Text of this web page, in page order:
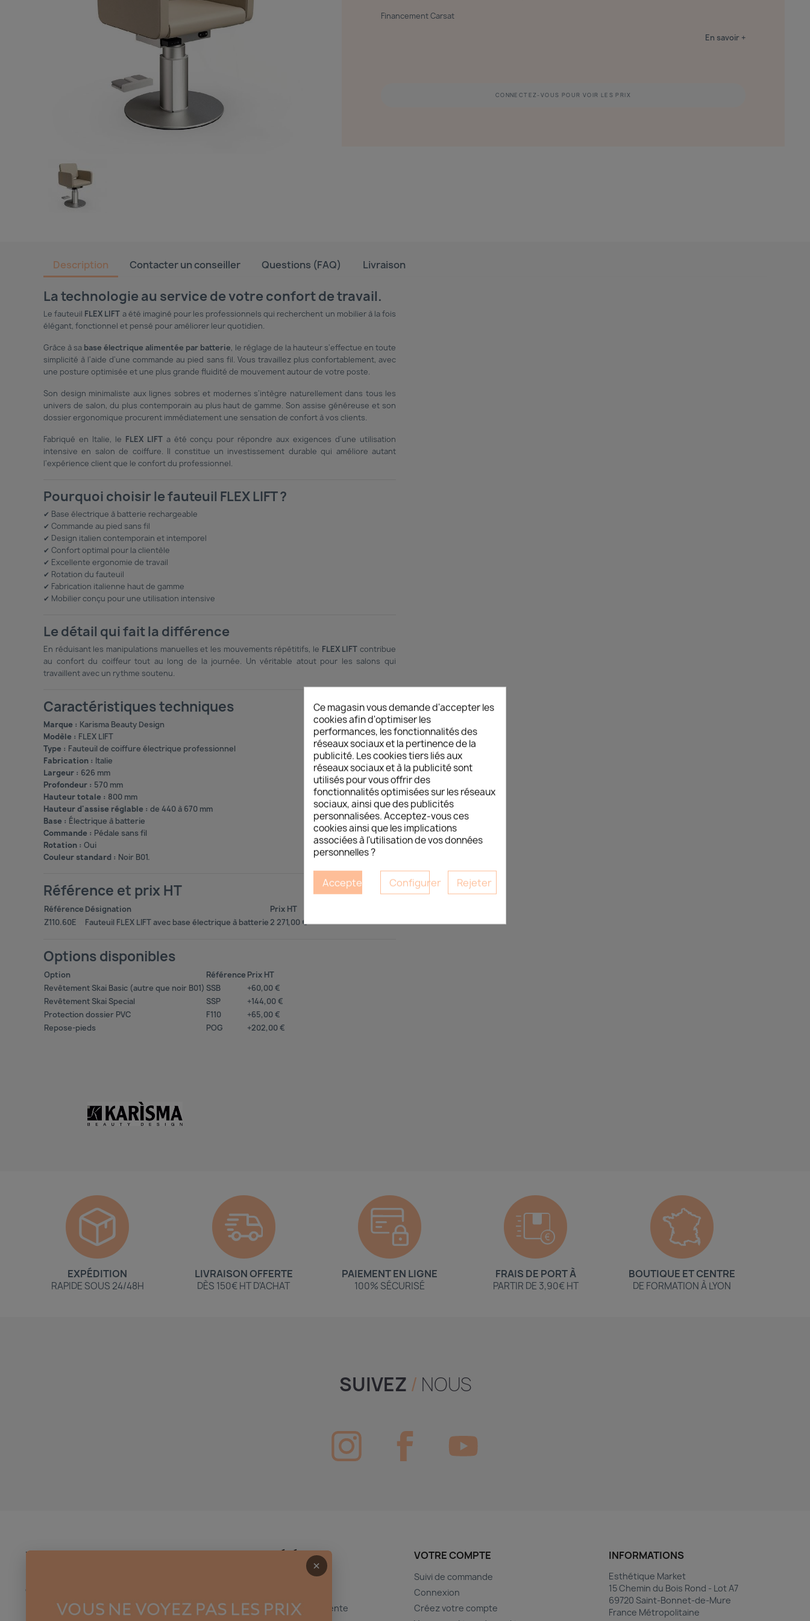
Financement Carsat
En savoir +
CONNECTEZ-VOUS POUR VOIR LES PRIX
Description Contacter un conseiller Questions (FAQ) Livraison
La technologie au service de votre confort de travail.
Le fauteuil FLEX LIFT a été imaginé pour les professionnels qui recherchent un mobilier à la fois
élégant, fonctionnel et pensé pour améliorer leur quotidien.
Grâce à sa base électrique alimentée par batterie, le réglage de la hauteur s'effectue en toute
simplicité à l'aide d'une commande au pied sans fil. Vous travaillez plus confortablement, avec
une posture optimisée et une plus grande fluidité de mouvement autour de votre poste.
Son design minimaliste aux lignes sobres et modernes s'intègre naturellement dans tous les
univers de salon, du plus contemporain au plus haut de gamme. Son assise généreuse et son
dossier ergonomique procurent immédiatement une sensation de confort à vos clients.
Fabriqué en Italie, le FLEX LIFTa été conçu pour répondre aux exigences d'une utilisation
intensive en salon de coiffure. Il constitue un investissement durable qui améliore autant
l'expérience client que le confort du professionnel.
Pourquoi choisir le fauteuil FLEX LIFT ?
✔ Base électrique à batterie rechargeable
✔ Commande au pied sans fil
✔ Design italien contemporain et intemporel
✔ Confort optimal pour la clientèle
✔ Excellente ergonomie de travail
✔ Rotation du fauteuil
✔ Fabrication italienne haut de gamme
✔ Mobilier conçu pour une utilisation intensive
Le détail qui fait la différence
En réduisant les manipulations manuelles et les mouvements répétitifs, le FLEX LIFT contribue
au confort du coiffeur tout au long de la journée. Un véritable atout pour les salons qui
travaillent avec un rythme soutenu.
Caractéristiques techniques
Marque : Karisma Beauty Design
Modèle : FLEX LIFT
Type : Fauteuil de coiffure électrique professionnel
Fabrication : Italie
Largeur : 626 mm
Profondeur : 570 mm
Hauteur totale : 800 mm
Hauteur d'assise réglable : de 440 à 670 mm
Base : Électrique à batterie
Commande : Pédale sans fil
Rotation : Oui
Couleur standard : Noir B01.
Référence et prix HT
Référence Désignation
Prix HT
Z110.60E
Fauteuil FLEX LIFT avec base électrique à batterie2 271,00 €
Options disponibles
Option Référence Prix HT
Revêtement Skai Basic (autre que noir B01) SSB
+60,00 €
Revêtement Skai Special
SSP
+144,00 €
Protection dossier PVC
F110
+65,00 €
Repose-pieds
POG +202,00 €
EXPÉDITION
RAPIDE SOUS 24/48H
LIVRAISON OFFERTE
DÈS 150€ HT D'ACHAT
PAIEMENT EN LIGNE
100% SÉCURISÉ
FRAIS DE PORT À
PARTIR DE 3,90€ HT
BOUTIQUE ET CENTRE
DE FORMATION À LYON
SUIVEZ / NOUS
PRODUITS
étudiantes
Nouveaux produits
Conditions générales de vente
VOTRE COMPTE
Suivi de commande
Connexion
Créez votre compte
INFORMATIONS
Esthétique Market
15 Chemin du Bois Rond - Lot A7
69720 Saint-Bonnet-de-Mure
France Métropolitaine
×
Ce magasin vous demande d'accepter les
cookies afin d'optimiser les
performances, les fonctionnalités des
réseaux sociaux et la pertinence de la
publicité. Les cookies tiers liés aux
réseaux sociaux et à la publicité sont
utilisés pour vous offrir des
fonctionnalités optimisées sur les réseaux
sociaux, ainsi que des publicités
personnalisées. Acceptez-vous ces
cookies ainsi que les implications
associées à l'utilisation de vos données
personnelles ?
Accepter Configurer Rejeter